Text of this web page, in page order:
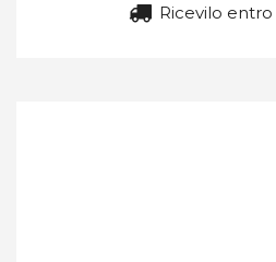
Ricevilo entro